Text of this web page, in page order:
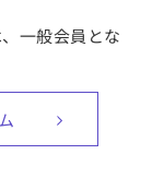
一般会員とな